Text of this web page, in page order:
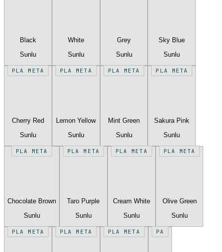
Black
Sunlu
White
Sunlu
Grey
Sunlu
Sky Blue
Sunlu
PLA META
Cherry Red
Sunlu
PLA META
Lemon Yellow
Sunlu
PLA META
Mint Green
Sunlu
PLA META
Sakura Pink
Sunlu
PLA META
Chocolate Brown
Sunlu
PLA META
Taro Purple
Sunlu
PLA META
Cream White
Sunlu
PLA META
Olive Green
Sunlu
PLA META PLA META PLA META PA